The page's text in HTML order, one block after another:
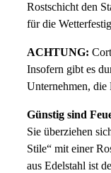
Rostschicht den
für die
ACHTUNG:
Insofern gibt es
Unternehmen, die
Günstig sind
Sie überziehen
Stile“ mit einer
aus Edelstahl ist